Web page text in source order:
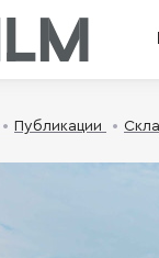
Публикации